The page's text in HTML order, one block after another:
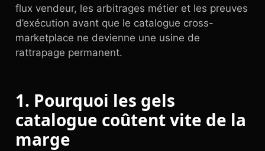
flux vendeur, les arbitrages métier et les preuves
d’exécution avant que le catalogue cross-
marketplace ne devienne une usine de
rattrapage permanent.
1. Pourquoi les gels
catalogue coûtent vite de la
marge